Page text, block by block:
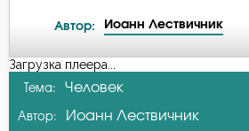
Ангел
Автор: Иоанн Лествичник
А-я
Авва Дорофей
Загрузка плеера...
Тема: Человек
Автор: Иоанн Лествичник